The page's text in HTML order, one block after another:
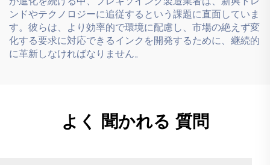
ンドやテクノロジーに追従するという課題に直面していま
す。彼らは、より効率的で環境に配慮し、市場の絶えず変
化する要求に対応できるインクを開発するために、継続的
に革新しなければなりません。
よく 聞かれる 質問